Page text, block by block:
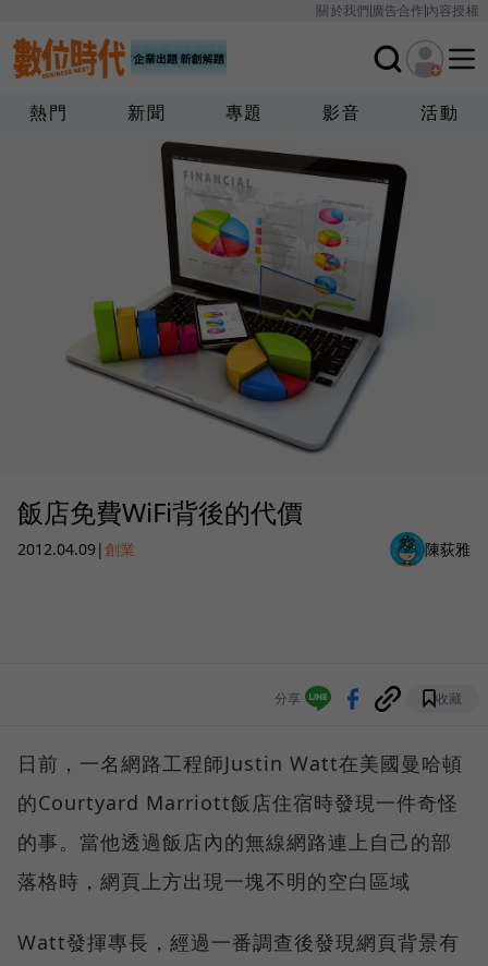
關於我們廣告合作內容授權
熱門 新聞 專題 影音 活動
飯店免費WiFi背後的代價
2012.04.09|創業 陳荻雅
分享 收藏
日前，一名網路工程師Justin Watt在美國曼哈頓
的Courtyard Marriott飯店住宿時發現一件奇怪
的事。當他透過飯店內的無線網路連上自己的部
落格時，網頁上方出現一塊不明的空白區域
Watt發揮專長，經過一番調查後發現網頁背景有